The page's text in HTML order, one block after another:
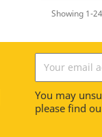
Showing 1-
You may
please find